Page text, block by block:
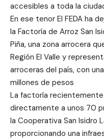
accesibles a toda la
En ese tenor El FEDA ha
la Factoría de Arroz San
Piña, una zona arrocera
Región El Valle y
arroceras del país, con
millones de pesos
La factoría
directamente a unos 70
la Cooperativa San Isidro
proporcionando una